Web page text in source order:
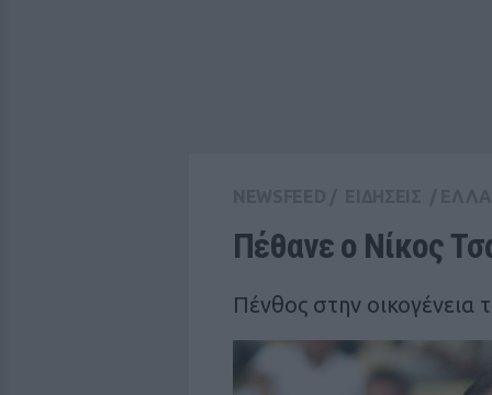
Πέθανε ο Νίκος
Πένθος στην οικογένεια